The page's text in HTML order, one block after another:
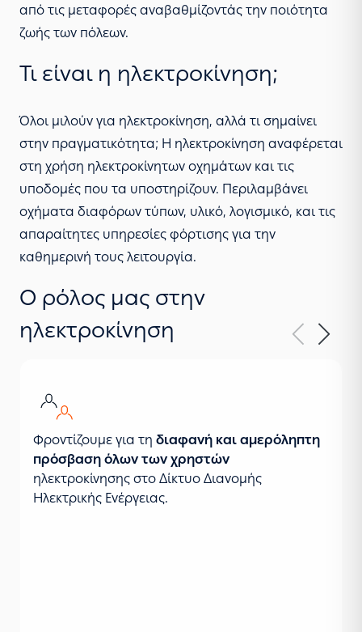
από τις μεταφορές αναβαθμίζοντάς την ποιότητα
ζωής των πόλεων.
Τι είναι η ηλεκτροκίνηση;
Όλοι μιλούν για ηλεκτροκίνηση, αλλά τι σημαίνει
στην πραγματικότητα; Η ηλεκτροκίνηση αναφέρεται
στη χρήση ηλεκτροκίνητων οχημάτων και τις
υποδομές που τα υποστηρίζουν. Περιλαμβάνει
οχήματα διαφόρων τύπων, υλικό, λογισμικό, και τις
απαραίτητες υπηρεσίες φόρτισης για την
καθημερινή τους λειτουργία.
Ο ρόλος μας στην
ηλεκτροκίνηση
Φροντίζουμε για τη διαφανή και αμερόληπτη
πρόσβαση όλων των χρηστών
ηλεκτροκίνησης στο Δίκτυο Διανομής
Ηλεκτρικής Ενέργειας.